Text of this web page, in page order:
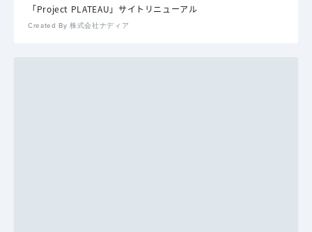
「Project PLATEAU」サイトリニューアル
Created By 株式会社ナディア